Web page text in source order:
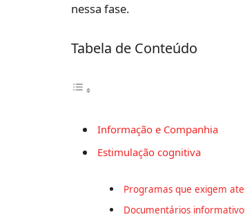
nessa fase.
Tabela de Conteúdo
Informação e Companhia
Estimulação cognitiva
Programas que exigem
Documentários